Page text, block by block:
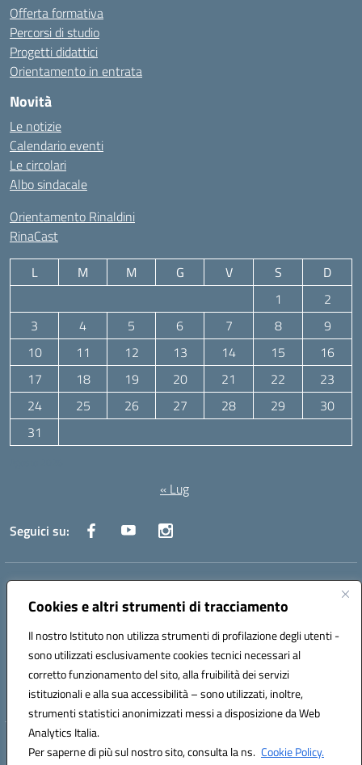
Cookies e altri strumenti di tracciamento
Il nostro Istituto non utilizza strumenti di profilazione degli utenti -
sono utilizzati esclusivamente cookies tecnici necessari al
corretto funzionamento del sito, alla fruibilità dei servizi
istituzionali e alla sua accessibilità – sono utilizzati, inoltre,
strumenti statistici anonimizzati messi a disposizione da Web
Analytics Italia.
Per saperne di più sul nostro sito, consulta la ns. Cookie Policy.
Offerta formativa
Percorsi di studio
Progetti didattici
Orientamento in entrata
Novità
Le notizie
Calendario eventi
Le circolari
Albo sindacale
Orientamento Rinaldini
RinaCast
L M M G V S
D
1
2
3
4 5 6 7 8
9
10
11 12 13 14 15
16
17
18 19 20 21 22
23
24
25 26 27 28 29
30
31
« Lug
Seguici su:
Indirizzo:
Centralino:071 204723 Email:anpc010006@istruzione.it
Codice fiscale: 93020970427
Codice meccanografico:
ANPC010006
Codice unico di fatturazione (CUF): UFBE6V
Hosting & Powered by 3D Solution S.r.l.